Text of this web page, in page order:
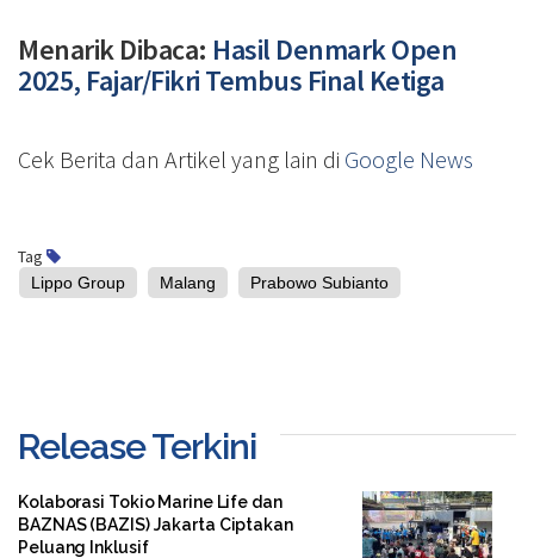
Menarik Dibaca: Hasil Denmark Open
2025, Fajar/Fikri Tembus Final Ketiga
Cek Berita dan Artikel yang lain di Google News
Tag
Lippo Group Malang Prabowo Subianto
Release Terkini
Kolaborasi Tokio Marine Life dan
BAZNAS (BAZIS) Jakarta Ciptakan
Peluang Inklusif